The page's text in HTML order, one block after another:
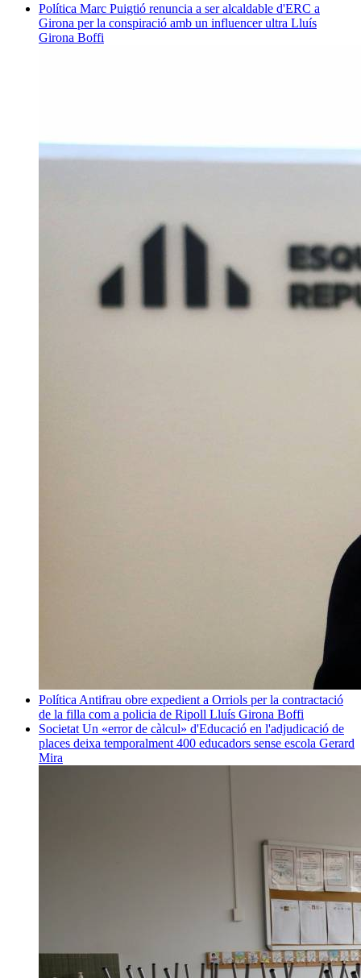
Política Marc Puigtió renuncia a ser alcaldable d'ERC a
Girona per la conspiració amb un influencer ultra Lluís
Girona Boffi
Política Antifrau obre expedient a Orriols per la contractació
de la filla com a policia de Ripoll Lluís Girona Boffi
Societat Un «error de càlcul» d'Educació en l'adjudicació de
places deixa temporalment 400 educadors sense escola Gerard
Mira